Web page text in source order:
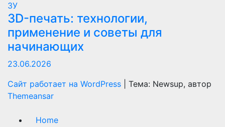
ЗУ
3D-печать: технологии,
применение и советы для
начинающих
23.06.2026
Сайт работает на WordPress
Тема: Newsup, автор
Themeansar
Home